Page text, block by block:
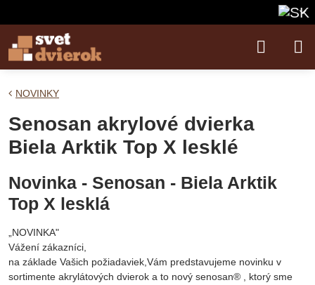
NOVINKY
Senosan akrylové dvierka
Biela Arktik Top X lesklé
Novinka - Senosan - Biela Arktik
Top X lesklá
„NOVINKA"
Vážení zákazníci,
na základe Vašich požiadaviek,Vám predstavujeme novinku v
sortimente akrylátových dvierok a to nový senosan® , ktorý sme